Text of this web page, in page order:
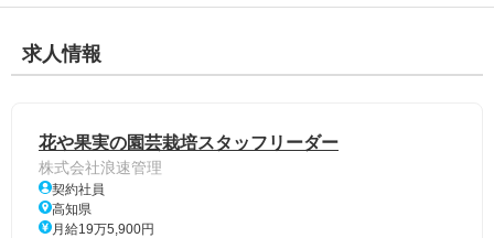
求人情報
花や果実の園芸栽培スタッフリーダー
株式会社浪速管理
契約社員
高知県
月給19万5,900円